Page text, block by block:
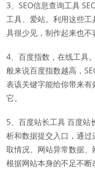
3、SEO信息查询工具
工具、爱站。利用这些
具很少见，制作起来也不
4、百度指数，在线工具
般来说百度指数越高，
表该关键字能给你带来有
它。
5、百度站长工具 百度站
析和数据提交入口，通
取情况、网站异常数据
根据网站本身的不足不断